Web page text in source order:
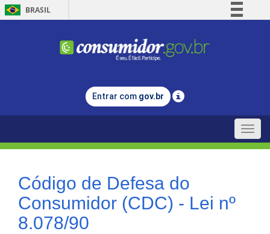
BRASIL
Comunica BR
Legislação
Entrar com gov.br
Toggle
Código de Defesa do
Consumidor (CDC) - Lei nº
8.078/90